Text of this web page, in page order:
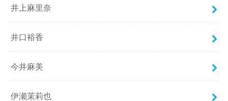
井上麻里奈
井口裕香
今井麻美
伊瀬茉莉也